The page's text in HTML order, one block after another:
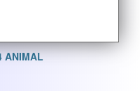
ANIMAL